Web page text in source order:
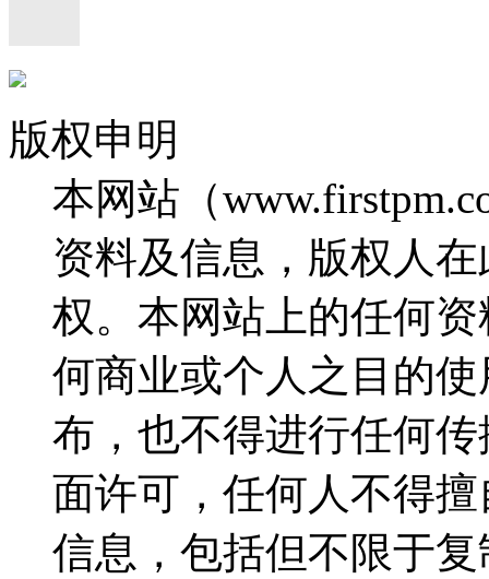
版权申明
本网站（
资料及信息，版权人
权。本网站上的任何
何商业或个人之目的
布，也不得进行任何
面许可，任何人不得
信息，包括但不限于